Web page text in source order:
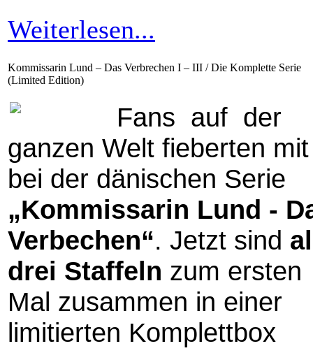
Weiterlesen...
Kommissarin Lund – Das Verbrechen I – III / Die Komplette Serie
(Limited Edition)
Fans auf der
ganzen Welt fieberten mit
bei der dänischen Serie
„Kommissarin Lund -
Verbechen“. Jetzt sind
drei Staffeln zum ersten
Mal zusammen in einer
limitierten Komplettbox